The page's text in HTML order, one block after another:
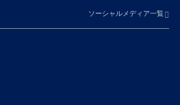
ソーシャルメディア一覧